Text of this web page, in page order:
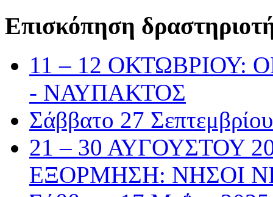
Επισκόπηση
11 – 12 ΟΚΤΩΒΡΙΟΥ:
- ΝΑΥΠΑΚΤΟΣ
Σάββατο 27
21 – 30 ΑΥΓΟΥΣΤΟΥ
ΕΞΟΡΜΗΣΗ: ΝΗΣΟΙ